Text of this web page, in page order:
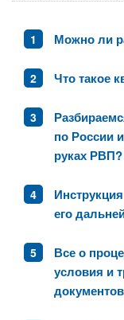
Можно ли
Что такое
по России
руках РВП?
его
Все о
условия и